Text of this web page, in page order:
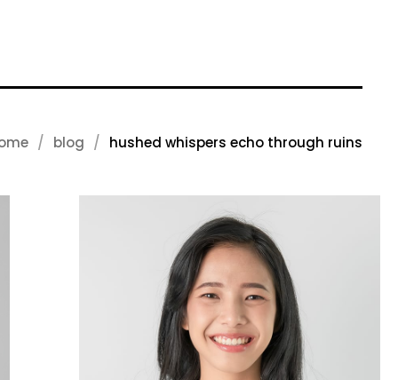
blog hushed whispers echo through ruins